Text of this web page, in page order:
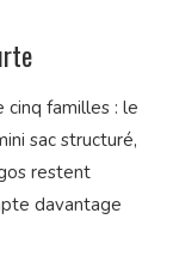
cinq familles : le
sac structuré,
restent
davantage